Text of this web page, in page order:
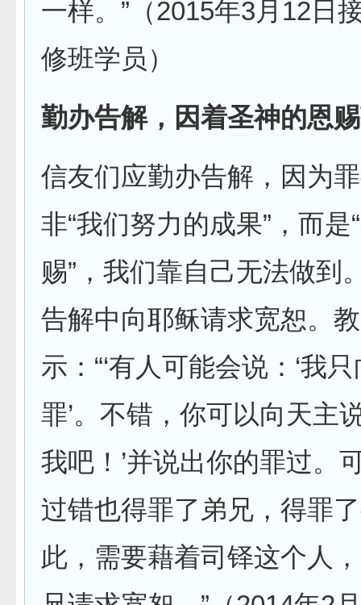
一样。”（2015年3月12日
修班学员）
勤办告解，因着圣神的恩
信友们应勤办告解，因为
非“我们努力的成果”，而是
赐”，我们靠自己无法做到
告解中向耶稣请求宽恕。
示：“‘有人可能会说：‘我
罪’。不错，你可以向天主
我吧！’并说出你的罪过。
过错也得罪了弟兄，得罪
此，需要藉着司铎这个人